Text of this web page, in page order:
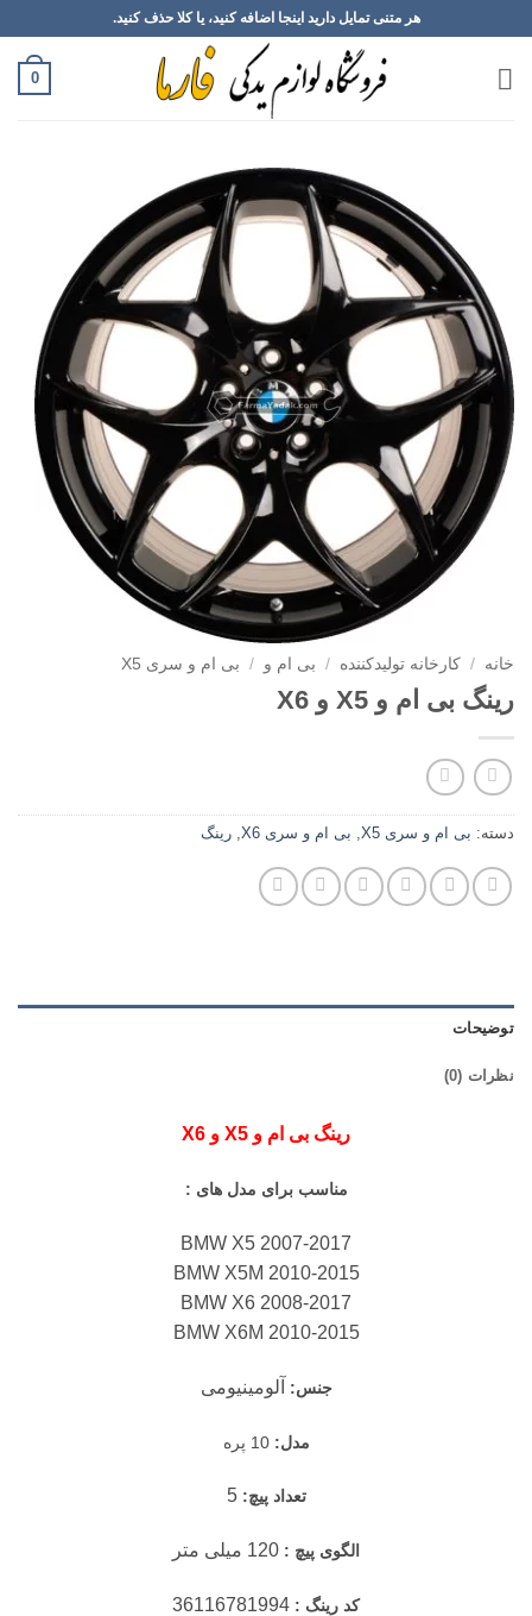
to
content
هر متنی تمایل دارید اینجا اضافه کنید، یا کلا حذف کنید.
0
خانه / کارخانه تولیدکننده / بی ام و / بی ام و سری X5
رینگ بی ام و X5 و X6
دسته: بی ام و سری X5 , بی ام و سری X6 , رینگ
توضیحات
نظرات (0)
رینگ بی ام و X5 و X6
مناسب برای مدل های :
BMW X5 2007-2017
BMW X5M 2010-2015
BMW X6 2008-2017
BMW X6M 2010-2015
جنس: آلومینیومی
مدل: 10 پره
تعداد پیچ: 5
الگوی پیچ : 120 میلی متر
کد رینگ :